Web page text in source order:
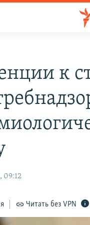
к
09:12
Читать без VPN